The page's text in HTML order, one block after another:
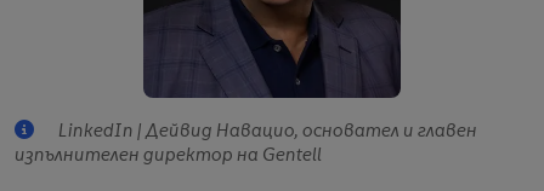
LinkedIn | Дейвид Навацио, основател и главен
изпълнителен директор на Gentell